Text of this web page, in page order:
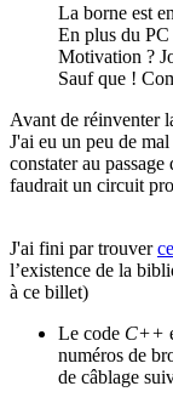
La borne est
En plus du PC
Motivation ?
Sauf que !
Avant de réinventer
J'ai eu un peu de
constater au passage
faudrait un circuit
J'ai fini par trouver
l’existence de la
à ce billet)
Le code C++
numéros de
de câblage